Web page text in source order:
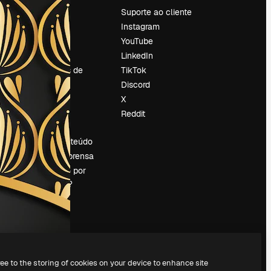
Preços
Sobre nós
Reviews
Emprego
Tendências de
pesquisa
Eventos
Slidesgo
Vender conteúdo
Sala de imprensa
Procurando por
magnific.ai?
Suporte ao cliente
Instagram
YouTube
LinkedIn
TikTok
Discord
X
Reddit
to the storing of cookies on your device to enhance site